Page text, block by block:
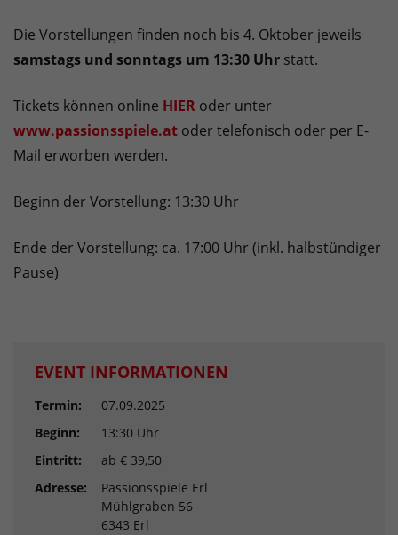
Die Vorstellungen finden noch bis 4. Oktober jeweils
samstags und sonntags um 13:30 Uhr statt.
Tickets können online HIER oder unter
www.passionsspiele.at oder telefonisch oder per E-
Mail erworben werden.
Beginn der Vorstellung: 13:30 Uhr
Ende der Vorstellung: ca. 17:00 Uhr (inkl. halbstündiger
Pause)
EVENT INFORMATIONEN
Termin:
07.09.2025
Beginn:
13:30 Uhr
Eintritt:
ab € 39,50
Adresse:
Passionsspiele Erl
Mühlgraben 56
6343 Erl